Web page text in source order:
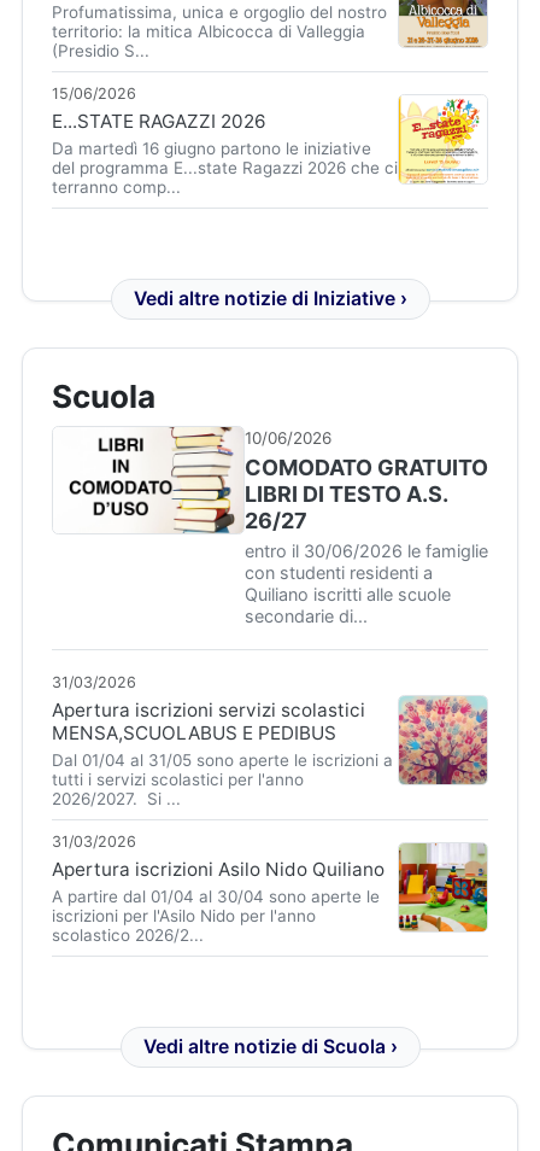
Profumatissima, unica e orgoglio del nostro
territorio: la mitica Albicocca di Valleggia
(Presidio S...
15/06/2026
E...STATE RAGAZZI 2026
Da martedì 16 giugno partono le iniziative
del programma E...state Ragazzi 2026 che ci
terranno comp...
Vedi altre notizie di Iniziative ›
Scuola
10/06/2026
COMODATO GRATUITO
LIBRI DI TESTO A.S.
26/27
entro il 30/06/2026 le famiglie
con studenti residenti a
Quiliano iscritti alle scuole
secondarie di...
31/03/2026
Apertura iscrizioni servizi scolastici
MENSA,SCUOLABUS E PEDIBUS
Dal 01/04 al 31/05 sono aperte le iscrizioni a
tutti i servizi scolastici per l'anno
2026/2027. Si ...
31/03/2026
Apertura iscrizioni Asilo Nido Quiliano
A partire dal 01/04 al 30/04 sono aperte le
iscrizioni per l'Asilo Nido per l'anno
scolastico 2026/2...
Vedi altre notizie di Scuola ›